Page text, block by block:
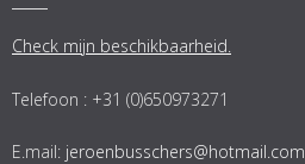
Check mijn beschikbaarheid.
Telefoon : +31 (0)650973271
E.mail: jeroenbusschers@hotmail.com